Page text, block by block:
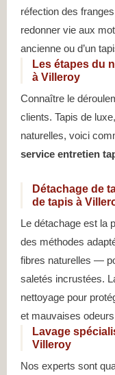
réfection des
redonner vie aux
ancienne ou d’un
Les étapes du
à Villeroy
Connaître le
clients. Tapis de
naturelles, voici
service entretien
Détachage de
de tapis à
Le détachage est la
des méthodes
fibres naturelles —
saletés incrustées.
nettoyage pour
et mauvaises
Lavage
Villeroy
Nos experts sont